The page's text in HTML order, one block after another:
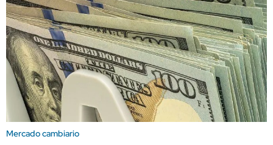
Mercado cambiario